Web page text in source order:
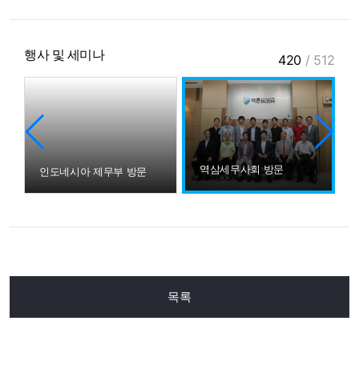
행사 및 세미나
인도네시아 제무부 방문 역삼세무사회 방문
420/ 512
목록